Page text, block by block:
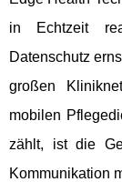
in Echtzeit
Datenschutz
großen
mobilen
zählt, ist die
Kommunikation